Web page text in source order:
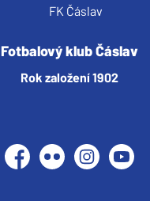
Fotbalový klub Čáslav
Rok založení 1902
Facebook
Flickr InstagramYouTube